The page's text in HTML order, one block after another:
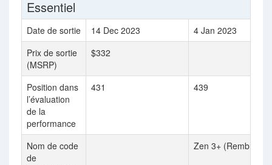
Essentiel
Date de sortie 14 Dec 2023
4 Jan 2023
Prix de sortie
(MSRP)
$332
Position dans
l’évaluation
de la
performance
431 439
Nom de code
de
Zen 3+ (Rembrandt)